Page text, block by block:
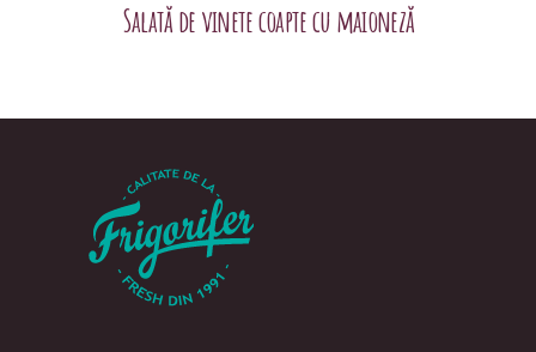
Salată de vinete coapte cu maioneză